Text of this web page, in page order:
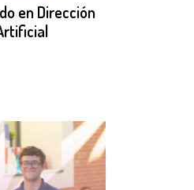
en Dirección